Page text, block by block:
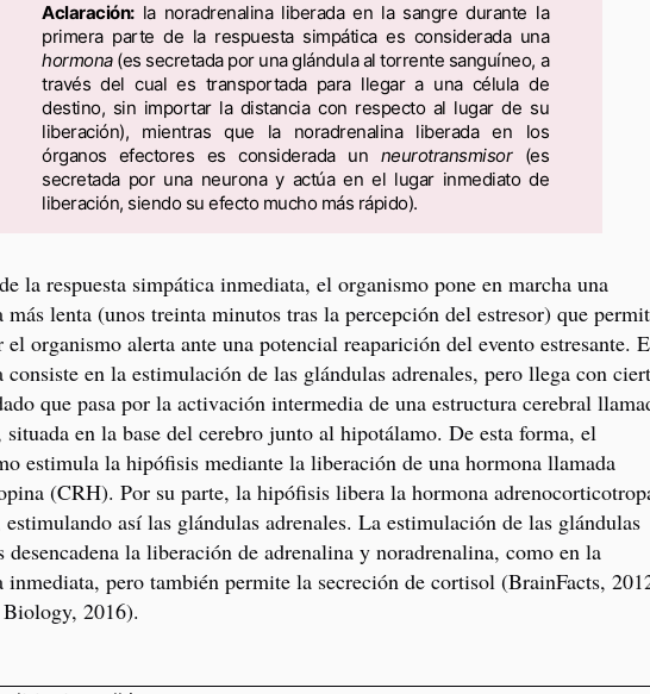
Aclaración:la noradrenalina liberada en la sangre durante la
primera parte de la respuesta simpática es considerada una
hormona(es secretada por una glándula al torrente sanguíneo, a
través del cual es transportada para llegar a una célula de
destino, sin importar la distancia con respecto al lugar de su
liberación), mientras que la noradrenalina liberada en los
órganos efectores es considerada un neurotransmisor(es
secretada por una neurona y actúa en el lugar inmediato de
liberación, siendo su efecto mucho más rápido).
la respuesta simpática inmediata, el organismo pone en marcha una
más lenta (unos treinta minutos tras la percepción del estresor) que
el organismo alerta ante una potencial reaparición del evento estresante.
consiste en la estimulación de las glándulas adrenales, pero llega con
que pasa por la activación intermedia de una estructura cerebral
en la base del cerebro junto al hipotálamo. De esta forma, el
estimula la hipófisis mediante la liberación de una hormona llamada
(CRH). Por su parte, la hipófisis libera la hormona
así las glándulas adrenales. La estimulación de las glándulas
desencadena la liberación de adrenalina y noradrenalina, como en la
inmediata, pero también permite la secreción de cortisol (BrainFacts,
Biology, 2016).